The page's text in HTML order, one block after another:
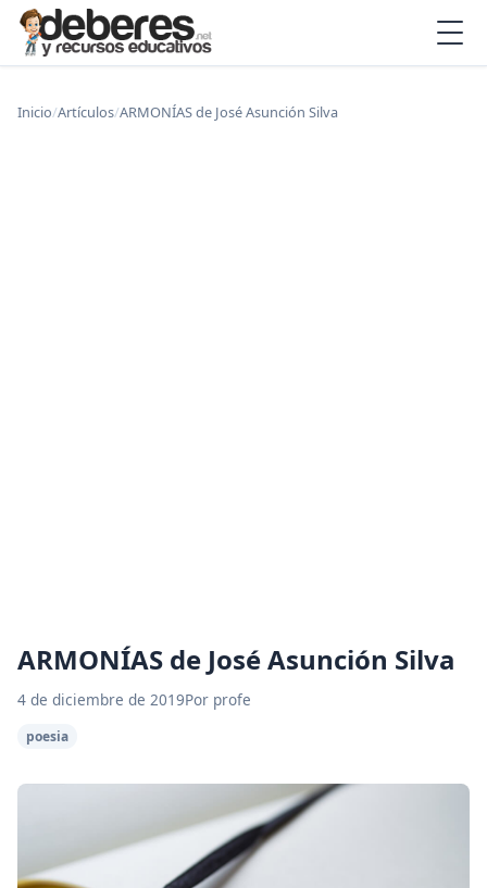
Inicio/Artículos/ARMONÍAS de José Asunción Silva
ARMONÍAS de José Asunción Silva
4 de diciembre de 2019Por profe
poesia